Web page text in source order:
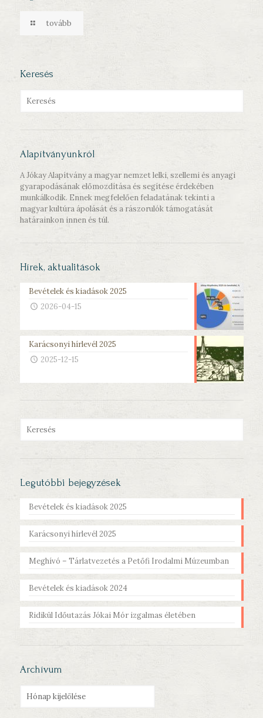
tovább
Keresés
Alapítványunkról
A Jókay Alapítvány a magyar nemzet lelki, szellemi és anyagi
gyarapodásának előmozdítása és segítése érdekében
munkálkodik. Ennek megfelelően feladatának tekinti a
magyar kultúra ápolását és a rászorulók támogatását
határainkon innen és túl.
Hírek, aktualitások
Bevételek és kiadások 2025
2026-04-15
Karácsonyi hírlevél 2025
2025-12-15
Legutóbbi bejegyzések
Bevételek és kiadások 2025
Karácsonyi hírlevél 2025
Meghívó – Tárlatvezetés a Petőfi Irodalmi Múzeumban
Bevételek és kiadások 2024
Ridikül Időutazás Jókai Mór izgalmas életében
Archívum